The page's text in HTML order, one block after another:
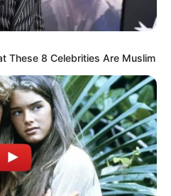
These 8 Celebrities Are Muslim